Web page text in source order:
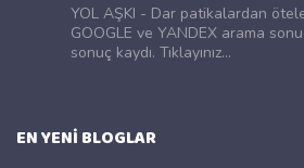
YOL AŞKI - Dar patikalardan
GOOGLE ve YANDEX arama
sonuç kaydı. Tıklayınız...
EN YENI BLOGLAR